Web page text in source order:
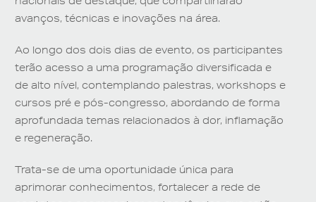
avanços, técnicas e inovações na área.
Ao longo dos dois dias de evento, os participantes
terão acesso a uma programação diversificada e
de alto nível, contemplando palestras, workshops e
cursos pré e pós-congresso, abordando de forma
aprofundada temas relacionados à dor, inflamação
e regeneração.
Trata-se de uma oportunidade única para
aprimorar conhecimentos, fortalecer a rede de